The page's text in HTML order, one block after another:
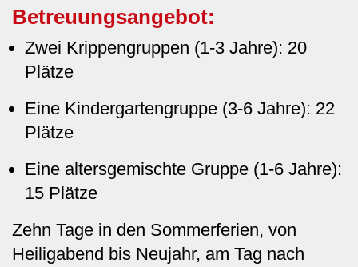
Betreuungsangebot:
Zwei Krippengruppen (1-3 Jahre): 20
Plätze
Eine Kindergartengruppe (3-6 Jahre): 22
Plätze
Eine altersgemischte Gruppe (1-6 Jahre):
15 Plätze
Zehn Tage in den Sommerferien, von
Heiligabend bis Neujahr, am Tag nach